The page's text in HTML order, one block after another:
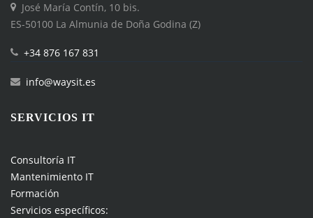
José María Contín, 10 bis.
ES-50100 La Almunia de Doña Godina (Z)
+34 876 167 831
info@waysit.es
SERVICIOS IT
Consultoría IT
Mantenimiento IT
Formación
Servicios específicos: